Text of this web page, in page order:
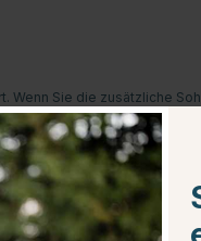
Wenn Sie die zusätzliche
Kinder oder solche ist,
Sie dann die Schuhe
zu lösen und dann die